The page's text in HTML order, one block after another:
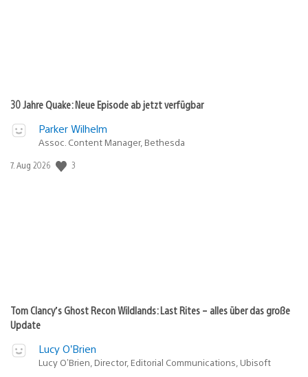
30 Jahre Quake: Neue Episode ab jetzt verfügbar
Parker Wilhelm
Assoc. Content Manager, Bethesda
Veröffentlichungsdatum:
7. Aug 2026 3
Tom Clancy’s Ghost Recon Wildlands: Last Rites – alles über das große
Update
Lucy O’Brien
Lucy O’Brien, Director, Editorial Communications, Ubisoft